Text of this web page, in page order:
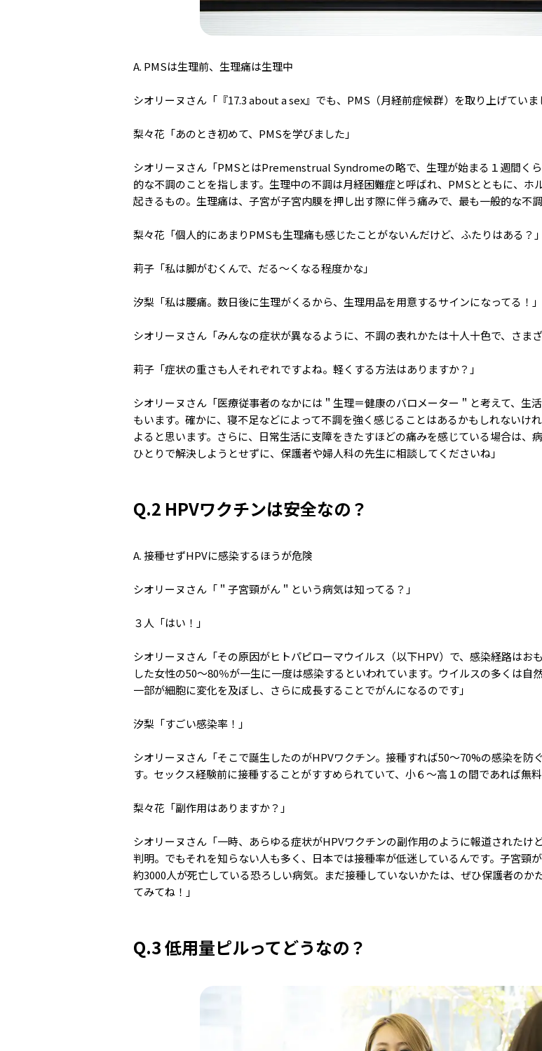
A. PMSは生理前、生理痛は生理中
シオリーヌさん「『17.3 about a sex』でも、PMS（月経前症候群）を取り上げていま
梨々花「あのとき初めて、PMSを学びました」
シオリーヌさん「PMSとはPremenstrual Syndromeの略で、生理が始まる１週間く
的な不調のことを指します。生理中の不調は月経困難症と呼ばれ、PMSとともに、ホ
起きるもの。生理痛は、子宮が子宮内膜を押し出す際に伴う痛みで、最も一般的な不
梨々花「個人的にあまりPMSも生理痛も感じたことがないんだけど、ふたりはある？」
莉子「私は脚がむくんで、だる〜くなる程度かな」
汐梨「私は腰痛。数日後に生理がくるから、生理用品を用意するサインになってる！」
シオリーヌさん「みんなの症状が異なるように、不調の表れかたは十人十色で、さまざ
莉子「症状の重さも人それぞれですよね。軽くする方法はありますか？」
シオリーヌさん「医療従事者のなかには＂生理＝健康のバロメーター＂と考えて、生
もいます。確かに、寝不足などによって不調を強く感じることはあるかもしれないけ
よると思います。さらに、日常生活に支障をきたすほどの痛みを感じている場合は、
ひとりで解決しようとせずに、保護者や婦人科の先生に相談してくださいね」
Q.2 HPVワクチンは安全なの？
A. 接種せずHPVに感染するほうが危険
シオリーヌさん「＂子宮頸がん＂という病気は知ってる？」
３人「はい！」
シオリーヌさん「その原因がヒトパピローマウイルス（以下HPV）で、感染経路はお
した女性の50〜80％が一生に一度は感染するといわれています。ウイルスの多くは自
一部が細胞に変化を及ぼし、さらに成長することでがんになるのです」
汐梨「すごい感染率！」
シオリーヌさん「そこで誕生したのがHPVワクチン。接種すれば50〜70%の感染を防
す。セックス経験前に接種することがすすめられていて、小６〜高１の間であれば無
梨々花「副作用はありますか？」
シオリーヌさん「一時、あらゆる症状がHPVワクチンの副作用のように報道されたけ
判明。でもそれを知らない人も多く、日本では接種率が低迷しているんです。子宮頸が
約3000人が死亡している恐ろしい病気。まだ接種していないかたは、ぜひ保護者のか
てみてね！」
Q.3 低用量ピルってどうなの？